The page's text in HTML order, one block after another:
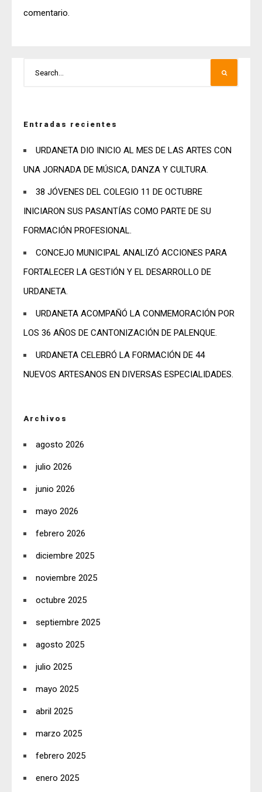
comentario.
Entradas recientes
URDANETA DIO INICIO AL MES DE LAS ARTES CON
UNA JORNADA DE MÚSICA, DANZA Y CULTURA.
38 JÓVENES DEL COLEGIO 11 DE OCTUBRE
INICIARON SUS PASANTÍAS COMO PARTE DE SU
FORMACIÓN PROFESIONAL.
CONCEJO MUNICIPAL ANALIZÓ ACCIONES PARA
FORTALECER LA GESTIÓN Y EL DESARROLLO DE
URDANETA.
URDANETA ACOMPAÑÓ LA CONMEMORACIÓN POR
LOS 36 AÑOS DE CANTONIZACIÓN DE PALENQUE.
URDANETA CELEBRÓ LA FORMACIÓN DE 44
NUEVOS ARTESANOS EN DIVERSAS ESPECIALIDADES.
Archivos
agosto 2026
julio 2026
junio 2026
mayo 2026
febrero 2026
diciembre 2025
noviembre 2025
octubre 2025
septiembre 2025
agosto 2025
julio 2025
mayo 2025
abril 2025
marzo 2025
febrero 2025
enero 2025